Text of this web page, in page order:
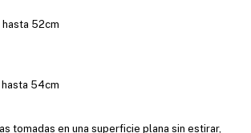
52cm
54cm
tomadas en una superficie plana sin estirar,